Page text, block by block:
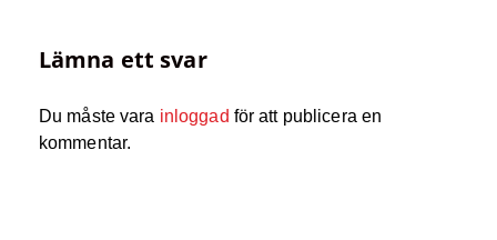
Lämna ett svar
Du måste vara inloggad för att publicera en
kommentar.